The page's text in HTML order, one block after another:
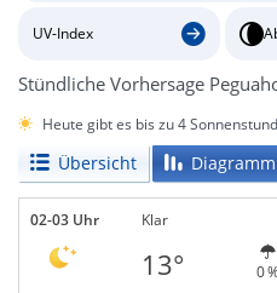
UV-Index
Stündliche Vorhersage
Heute gibt es bis zu 4
Übersicht Diagramm
02-03 Uhr Klar
13° 0